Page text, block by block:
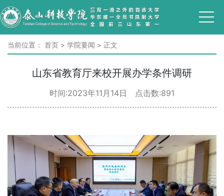
当前位置： 首页 > 学院要闻 > 正文
山东省教育厅来校开展办学条件调研
时间:2023年11月14日 点击数:891